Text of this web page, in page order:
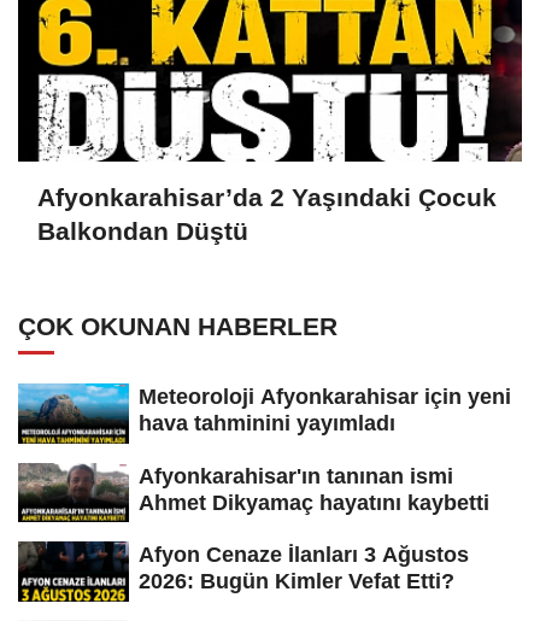
Afyonkarahisar’da 2 Yaşındaki Çocuk
Balkondan Düştü
ÇOK OKUNAN HABERLER
Meteoroloji Afyonkarahisar için yeni
hava tahminini yayımladı
Afyonkarahisar'ın tanınan ismi
Ahmet Dikyamaç hayatını kaybetti
Afyon Cenaze İlanları 3 Ağustos
2026: Bugün Kimler Vefat Etti?